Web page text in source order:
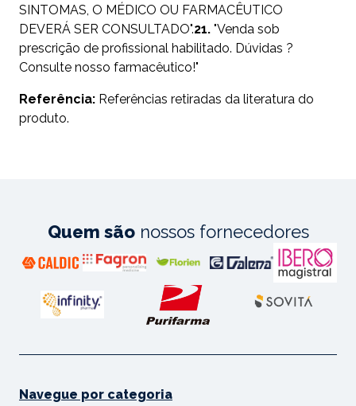
SINTOMAS, O MÉDICO OU FARMACÊUTICO
DEVERÁ SER CONSULTADO".21. "Venda sob
prescrição de profissional habilitado. Dúvidas ?
Consulte nosso farmacêutico!"
Referência: Referências retiradas da literatura do
produto.
Quem sãonossos fornecedores
Navegue por categoria